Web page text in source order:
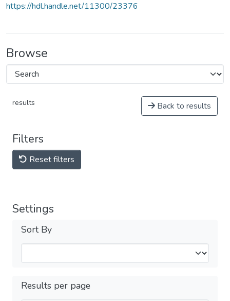
https://hdl.handle.net/11300/23376
Browse
results Back to results
Filters
Reset filters
Settings
Sort By
Results per page